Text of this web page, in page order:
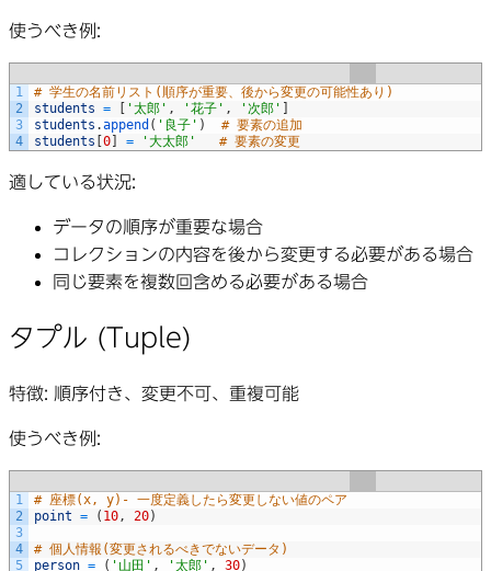
使うべき例 :
1
2
3
4
# 学生の名前リスト(順序が重要、後から変更の可能性あり)
students = [ '太郎' , '花子' , '次郎' ]
students .append ( '良子' )
# 要素の追加
students [0] = '大太郎' # 要素の変更
適している状況:
データの順序が重要な場合
コレクションの内容を後から変更する必要がある場合
同じ要素を複数回含める必要がある場合
タプル (Tuple)
特徴: 順序付き、変更不可、重複可能
使うべき例 :
1
2
3
4
5
# 座標(x, y)- 一度定義したら変更しない値のペア
point = ( 10 , 20)
# 個人情報(変更されるべきでないデータ)
person = ( '山田' , '太郎' , 30)